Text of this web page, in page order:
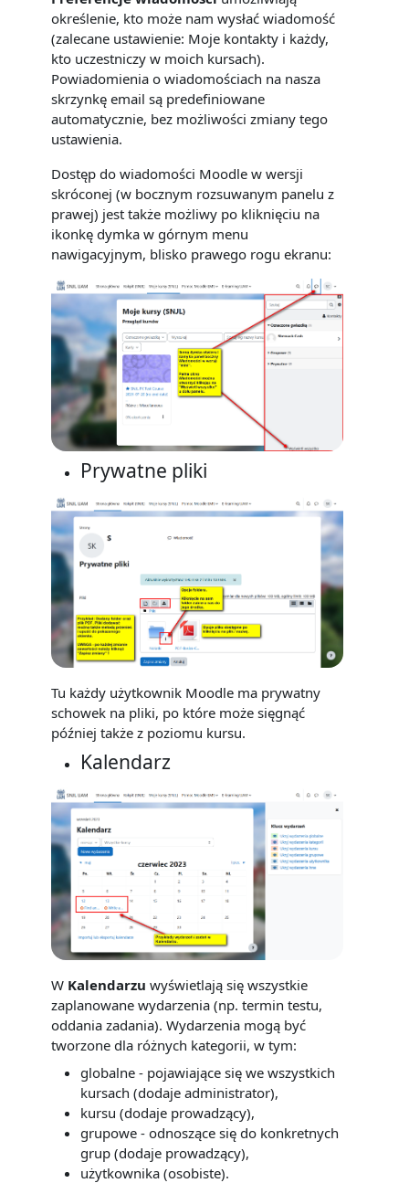
określenie, kto może nam wysłać wiadomość
(zalecane ustawienie: Moje kontakty i każdy,
kto uczestniczy w moich kursach).
Powiadomienia o wiadomościach na nasza
skrzynkę email są predefiniowane
automatycznie, bez możliwości zmiany tego
ustawienia.
Dostęp do wiadomości Moodle w wersji
skróconej (w bocznym rozsuwanym panelu z
prawej) jest także możliwy po kliknięciu na
ikonkę dymka w górnym menu
nawigacyjnym, blisko prawego rogu ekranu:
Prywatne pliki
Tu każdy użytkownik Moodle ma prywatny
schowek na pliki, po które może sięgnąć
później także z poziomu kursu.
Kalendarz
W Kalendarzu wyświetlają się wszystkie
zaplanowane wydarzenia (np. termin testu,
oddania zadania). Wydarzenia mogą być
tworzone dla różnych kategorii, w tym:
globalne - pojawiające się we wszystkich
kursach (dodaje administrator),
kursu (dodaje prowadzący),
grupowe - odnoszące się do konkretnych
grup (dodaje prowadzący),
użytkownika (osobiste).